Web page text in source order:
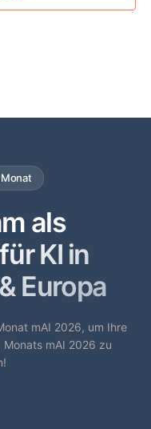
als
KI in
Europa
mAI 2026, um Ihre
Monats mAI 2026 zu